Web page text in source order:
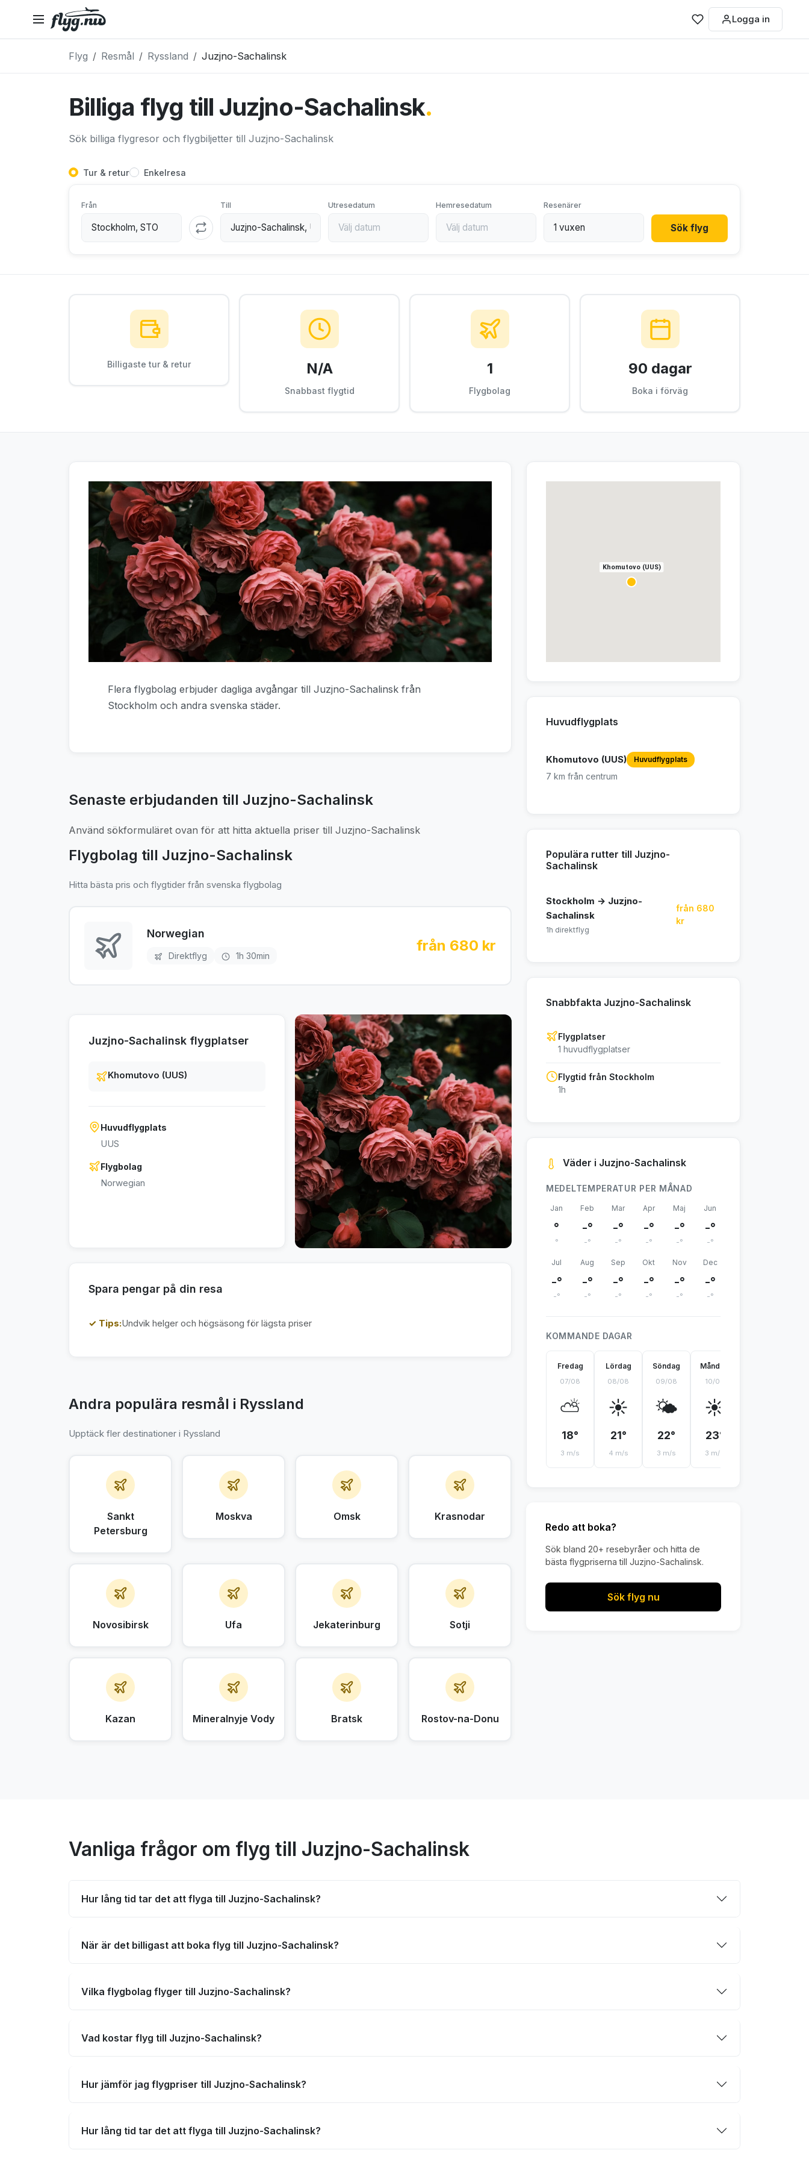
Logga in
Flyg Resmål Ryssland Juzjno-Sachalinsk
Billiga flyg till Juzjno-Sachalinsk.
Sök billiga flygresor och flygbiljetter till Juzjno-Sachalinsk
Tur & retur Enkelresa
Från Till Utresedatum Hemresedatum Resenärer
Sök flyg
Billigaste tur & retur N/A
Snabbast flygtid
1
Flygbolag
90 dagar
Boka i förväg
Flera flygbolag erbjuder dagliga avgångar till Juzjno-Sachalinsk från
Stockholm och andra svenska städer.
Senaste erbjudanden till Juzjno-Sachalinsk
Använd sökformuläret ovan för att hitta aktuella priser till Juzjno-Sachalinsk
Flygbolag till Juzjno-Sachalinsk
Hitta bästa pris och flygtider från svenska flygbolag
Norwegian
Direktflyg 1h 30min
från 680 kr
Juzjno-Sachalinsk flygplatser
Khomutovo (UUS)
Huvudflygplats
UUS
Flygbolag
Norwegian
Spara pengar på din resa
✓ Tips:Undvik helger och högsäsong för lägsta priser
Andra populära resmål i Ryssland
Upptäck fler destinationer i Ryssland
Sankt
Petersburg
Moskva Omsk Krasnodar
Novosibirsk Ufa Jekaterinburg Sotji
Kazan Mineralnyje Vody Bratsk Rostov-na-Donu
Khomutovo (UUS)
Huvudflygplats
Khomutovo (UUS) Huvudflygplats
7 km från centrum
Populära rutter till Juzjno-
Sachalinsk
Stockholm → Juzjno-
Sachalinsk
1h direktflyg
från 680
kr
Snabbfakta Juzjno-Sachalinsk
Flygplatser
1 huvudflygplatser
Flygtid från Stockholm
1h
Väder i Juzjno-Sachalinsk
MEDELTEMPERATUR PER MÅNAD
Jan
°
°
Feb
-°
-°
Mar
-°
-°
Apr
-°
-°
Maj
-°
-°
Jun
-°
-°
Jul
-°
-°
Aug
-°
-°
Sep
-°
-°
Okt
-°
-°
Nov
-°
-°
Dec
-°
-°
KOMMANDE DAGAR
Fredag
07/08
⛅
18°
3 m/s
Lördag
08/08
☀️
21°
4 m/s
Söndag
09/08
🌤️
22°
3 m/s
Måndag
10/08
☀️
23°
3 m/s
Redo att boka?
Sök bland 20+ resebyråer och hitta de
bästa flygpriserna till Juzjno-Sachalinsk.
Sök flyg nu
Vanliga frågor om flyg till Juzjno-Sachalinsk
Hur lång tid tar det att flyga till Juzjno-Sachalinsk?
När är det billigast att boka flyg till Juzjno-Sachalinsk?
Vilka flygbolag flyger till Juzjno-Sachalinsk?
Vad kostar flyg till Juzjno-Sachalinsk?
Hur jämför jag flygpriser till Juzjno-Sachalinsk?
Hur lång tid tar det att flyga till Juzjno-Sachalinsk?